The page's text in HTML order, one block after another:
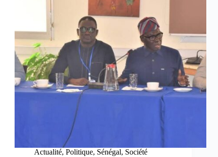
Actualité, Politique, Sénégal, Société